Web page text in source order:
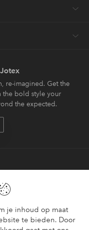
je inhoud op maat
te bieden. Door
re-imagined. Get the
the bold style your
the expected.
betaalopties